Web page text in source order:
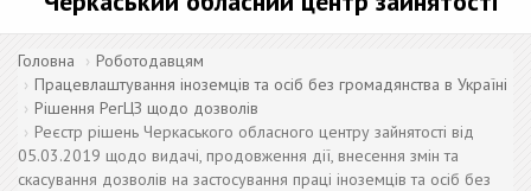
Головна
Роботодавцям
Працевлаштування іноземців та осіб без громадянства в Україні
Рішення РегЦЗ щодо дозволів
Реєстр рішень Черкаського обласного центру зайнятості від
05.03.2019 щодо видачі, продовження дії, внесення змін та
скасування дозволів на застосування праці іноземців та осіб без